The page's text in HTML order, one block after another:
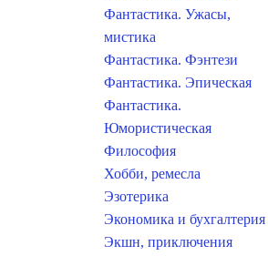
Фантастика. Ужасы,
мистика
Фантастика. Фэнтези
Фантастика. Эпическая
Фантастика.
Юмористическая
Философия
Хобби, ремесла
Эзотерика
Экономика и бухгалтерия
Экшн, приключения